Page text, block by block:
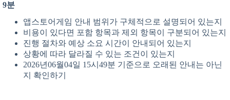
9분
앱스토어게임 안내 범위가 구체적으로 설명되어 있는지
비용이 있다면 포함 항목과 제외 항목이 구분되어 있는지
진행 절차와 예상 소요 시간이 안내되어 있는지
상황에 따라 달라질 수 있는 조건이 있는지
2026년06월04일 15시49분 기준으로 오래된 안내는 아닌
지 확인하기